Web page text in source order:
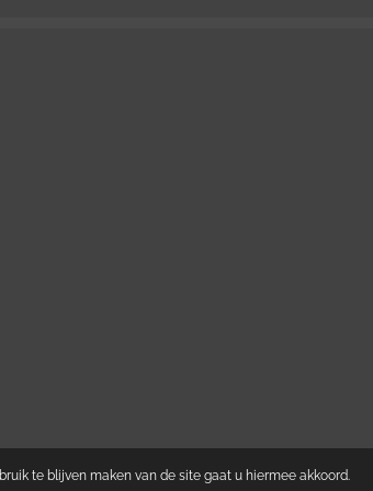
te blijven maken van de site gaat u hiermee akkoord.